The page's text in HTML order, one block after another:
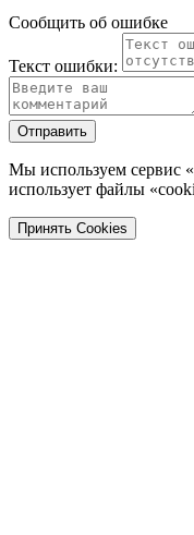
Сообщить об ошибке
Текст ошибки:
Отправить
Мы используем сервис
использует файлы
Принять Cookies